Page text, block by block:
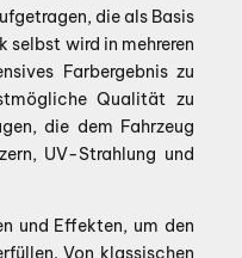
die als Basis
wird in mehreren
Farbergebnis zu
Qualität zu
die dem Fahrzeug
UV-Strahlung und
und Effekten, um den
Von klassischen